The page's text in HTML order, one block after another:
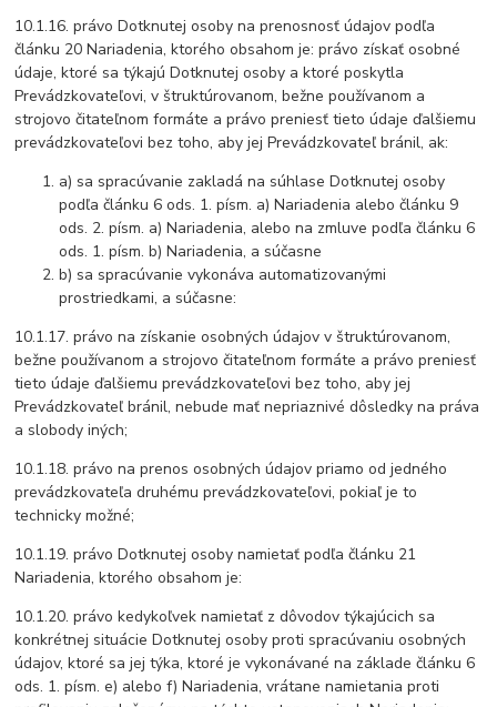
10.1.16. právo Dotknutej osoby na prenosnosť údajov podľa
článku 20 Nariadenia, ktorého obsahom je: právo získať osobné
údaje, ktoré sa týkajú Dotknutej osoby a ktoré poskytla
Prevádzkovateľovi, v štruktúrovanom, bežne používanom a
strojovo čitateľnom formáte a právo preniesť tieto údaje ďalšiemu
prevádzkovateľovi bez toho, aby jej Prevádzkovateľ bránil, ak:
a) sa spracúvanie zakladá na súhlase Dotknutej osoby
podľa článku 6 ods. 1. písm. a) Nariadenia alebo článku 9
ods. 2. písm. a) Nariadenia, alebo na zmluve podľa článku 6
ods. 1. písm. b) Nariadenia, a súčasne
b) sa spracúvanie vykonáva automatizovanými
prostriedkami, a súčasne:
10.1.17. právo na získanie osobných údajov v štruktúrovanom,
bežne používanom a strojovo čitateľnom formáte a právo preniesť
tieto údaje ďalšiemu prevádzkovateľovi bez toho, aby jej
Prevádzkovateľ bránil, nebude mať nepriaznivé dôsledky na práva
a slobody iných;
10.1.18. právo na prenos osobných údajov priamo od jedného
prevádzkovateľa druhému prevádzkovateľovi, pokiaľ je to
technicky možné;
10.1.19. právo Dotknutej osoby namietať podľa článku 21
Nariadenia, ktorého obsahom je:
10.1.20. právo kedykoľvek namietať z dôvodov týkajúcich sa
konkrétnej situácie Dotknutej osoby proti spracúvaniu osobných
údajov, ktoré sa jej týka, ktoré je vykonávané na základe článku 6
ods. 1. písm. e) alebo f) Nariadenia, vrátane namietania proti